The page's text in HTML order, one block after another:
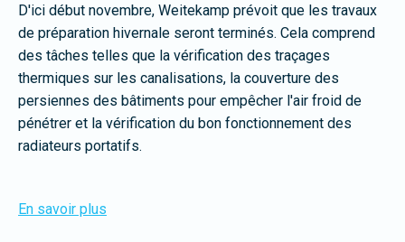
D'ici début novembre, Weitekamp prévoit que les travaux
de préparation hivernale seront terminés. Cela comprend
des tâches telles que la vérification des traçages
thermiques sur les canalisations, la couverture des
persiennes des bâtiments pour empêcher l'air froid de
pénétrer et la vérification du bon fonctionnement des
radiateurs portatifs.
En savoir plus